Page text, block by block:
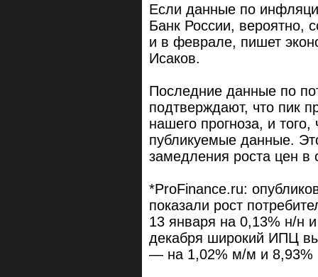
Если данные по
Банк России, вероятно,
и в феврале, пишет
Исаков.
Последние данные по
подтверждают, что пик
нашего прогноза, и
публикуемые данные.
замедления роста цен в
*ProFinance.ru:
показали рост
13 января на 0,13% н/н
декабря широкий ИПЦ
— на 1,02% м/м и 8,93%